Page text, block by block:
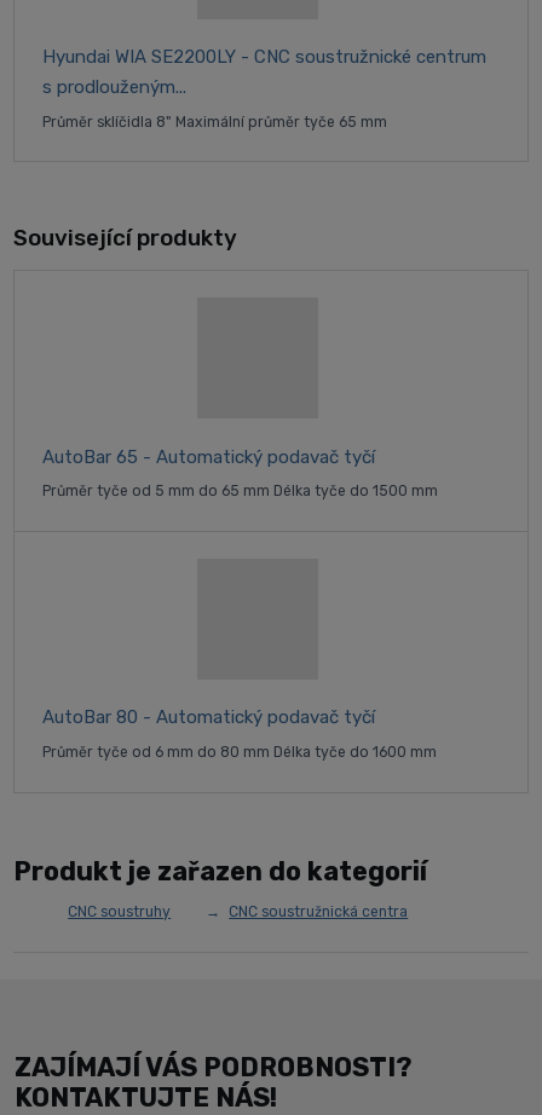
Hyundai WIA SE2200LY - CNC soustružnické centrum
s prodlouženým...
Průměr sklíčidla 8" Maximální průměr tyče 65 mm
Související produkty
AutoBar 65 - Automatický podavač tyčí
Průměr tyče od 5 mm do 65 mm Délka tyče do 1500 mm
AutoBar 80 - Automatický podavač tyčí
Průměr tyče od 6 mm do 80 mm Délka tyče do 1600 mm
Produkt je zařazen do kategorií
CNC soustruhy CNC soustružnická centra
ZAJÍMAJÍ VÁS PODROBNOSTI?
KONTAKTUJTE NÁS!